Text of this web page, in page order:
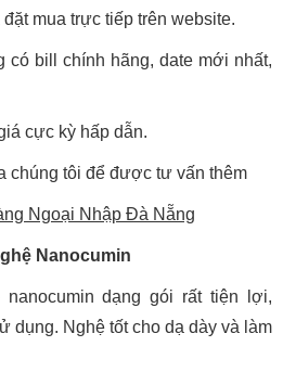
mua trực tiếp trên website.
có bill chính hãng, date mới nhất,
cực kỳ hấp dẫn.
chúng tôi để được tư vấn thêm
Ngoại Nhập Đà Nẵng
Nanocumin
dạng gói rất tiện lợi,
dụng. Nghệ tốt cho dạ dày và làm